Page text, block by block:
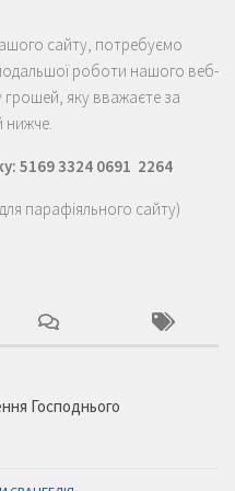
сайту, потребуємо
роботи нашого веб-
грошей, яку вважаєте за
нижче.
5169 3324 0691 2264
парафіяльного сайту)
Господнього